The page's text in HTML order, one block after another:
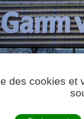
des cookies et